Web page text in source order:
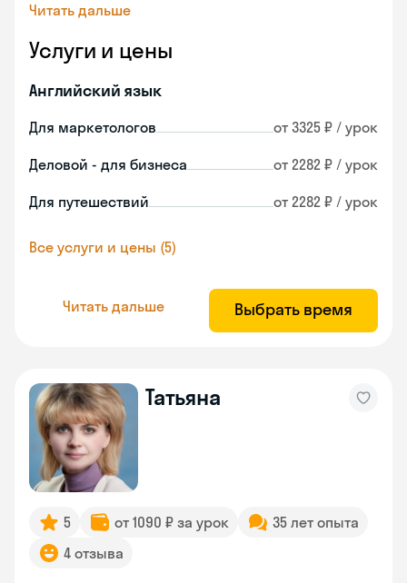
Читать дальше
Услуги и цены
Английский язык
Для маркетологов от 3325 ₽ / урок
Деловой - для бизнеса от 2282 ₽ / урок
Для путешествий от 2282 ₽ / урок
Все услуги и цены (5)
Читать дальше Выбрать время
Татьяна
5 от 1090 ₽ за урок
35 лет опыта
4 отзыва